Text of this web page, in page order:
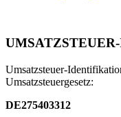
Umsatzsteuer-
Umsatzsteuergesetz:
DE275403312